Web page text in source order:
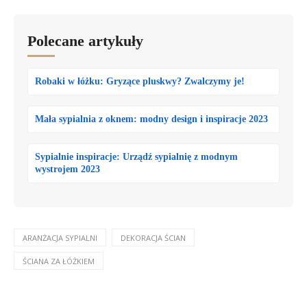
Polecane artykuły
Robaki w łóżku: Gryzące pluskwy? Zwalczymy je!
Mała sypialnia z oknem: modny design i inspiracje 2023
Sypialnie inspiracje: Urządź sypialnię z modnym
wystrojem 2023
ARANŻACJA SYPIALNI DEKORACJA ŚCIAN
ŚCIANA ZA ŁÓŻKIEM